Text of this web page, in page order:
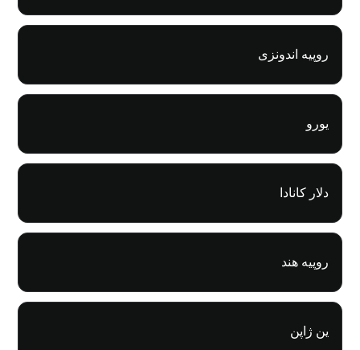
روپیه اندونزی
یورو
دلار کانادا
روپیه هند
ین ژاپن